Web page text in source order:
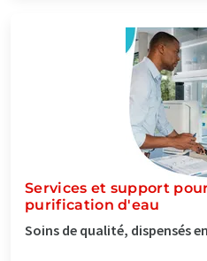
Services et support
purification d'eau
Soins de qualité, dispensés